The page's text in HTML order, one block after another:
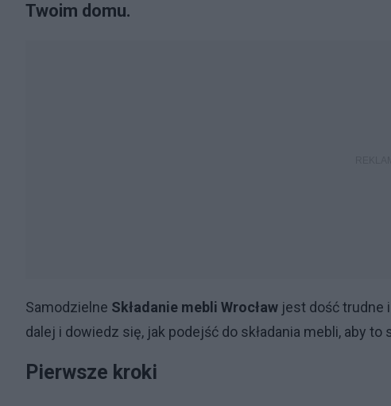
Twoim domu.
Samodzielne Składanie mebli Wrocław jest dość trudne
dalej i dowiedz się, jak podejść do składania mebli, aby to
Pierwsze kroki